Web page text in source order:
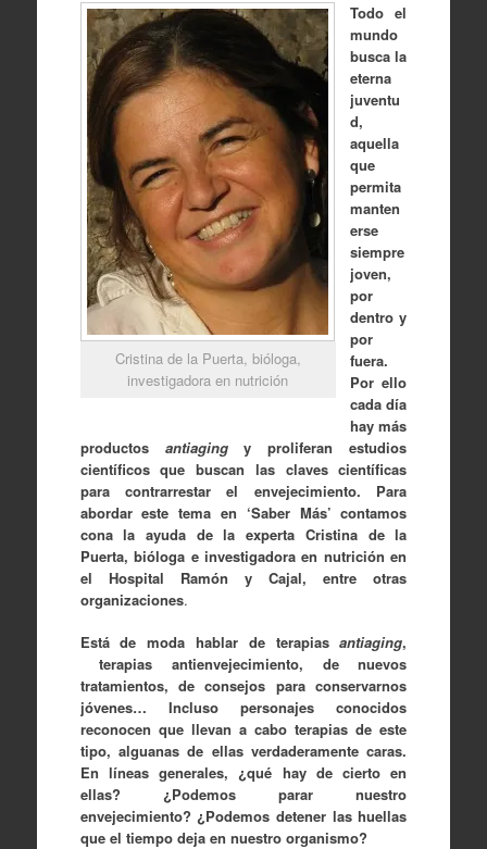
Cristina de la Puerta, bióloga,
investigadora en nutrición
Todo el
mundo
busca la
eterna
juventu
d,
aquella
que
permita
manten
erse
siempre
joven,
por
dentro y
por
fuera.
Por ello
cada día
hay más
productos antiagingy proliferan estudios
científicos que buscan las claves científicas
para contrarrestar el envejecimiento. Para
abordar este tema en ‘Saber Más’ contamos
cona la ayuda de la experta Cristina de la
Puerta, bióloga e investigadora en nutrición en
el Hospital Ramón y Cajal, entre otras
organizaciones.
Está de moda hablar de terapiasantiaging,
terapias antienvejecimiento, de nuevos
tratamientos, de consejos para conservarnos
jóvenes… Incluso personajes conocidos
reconocen que llevan a cabo terapias de este
tipo, alguanas de ellas verdaderamente caras.
En líneas generales, ¿qué hay de cierto en
ellas? ¿Podemos parar nuestro
envejecimiento? ¿Podemos detener las huellas
que el tiempo deja en nuestro organismo?